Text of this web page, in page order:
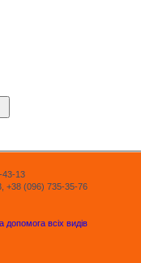
43-13
+38 (096) 735-35-76
допомога всіх видів